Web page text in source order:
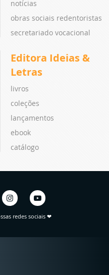
notícias
obras sociais redentoristas
secretariado vocacional
Editora Ideias &
Letras
livros
coleções
lançamentos
ebook
catálogo
redes sociais ❤